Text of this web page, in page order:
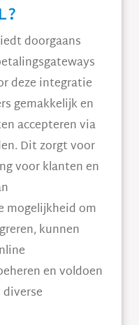
doorgaans
deze integratie
gemakkelijk en
accepteren via
Dit zorgt voor
voor klanten en
mogelijkheid om
kunnen
en voldoen